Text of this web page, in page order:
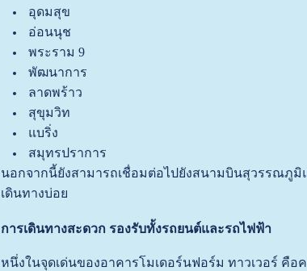
อุดมสุข
อ่อนนุช
พระราม 9
พัฒนาการ
ลาดพร้าว
สุขุมวิท
แบริ่ง
สมุทรปราการ
นอกจากนี้ยังสามารถเชื่อมต่อไปยังสนามบินสุวรรณภู
เดินทางบ่อย
การเดินทางสะดวก รองรับทั้งรถยนต์และรถไฟฟ้า
หนึ่งในจุดเด่นของอาคารโมเดอร์นฟอร์ม ทาวเวอร์ คื